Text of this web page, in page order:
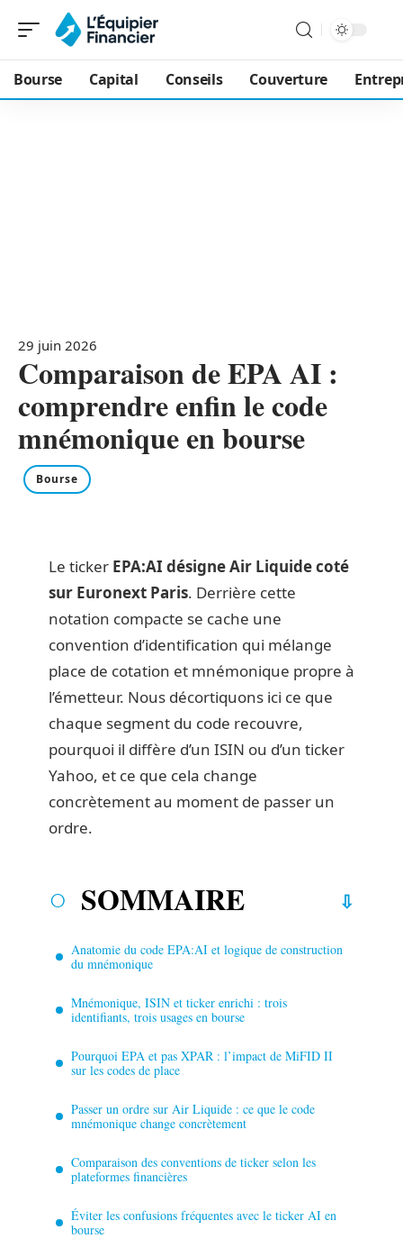
Bourse Capital Conseils Couverture
29 juin 2026
Comparaison de EPA AI :
comprendre enfin le code
mnémonique en bourse
Bourse
Le ticker EPA:AI désigne Air Liquide coté
sur Euronext Paris. Derrière cette
notation compacte se cache une
convention d’identification qui mélange
place de cotation et mnémonique propre à
l’émetteur. Nous décortiquons ici ce que
chaque segment du code recouvre,
pourquoi il diffère d’un ISIN ou d’un ticker
Yahoo, et ce que cela change
concrètement au moment de passer un
ordre.
SOMMAIRE
Anatomie du code EPA:AI et logique de construction
du mnémonique
Mnémonique, ISIN et ticker enrichi : trois
identifiants, trois usages en bourse
Pourquoi EPA et pas XPAR : l’impact de MiFID II
sur les codes de place
Passer un ordre sur Air Liquide : ce que le code
mnémonique change concrètement
Comparaison des conventions de ticker selon les
plateformes financières
Éviter les confusions fréquentes avec le ticker AI en
bourse